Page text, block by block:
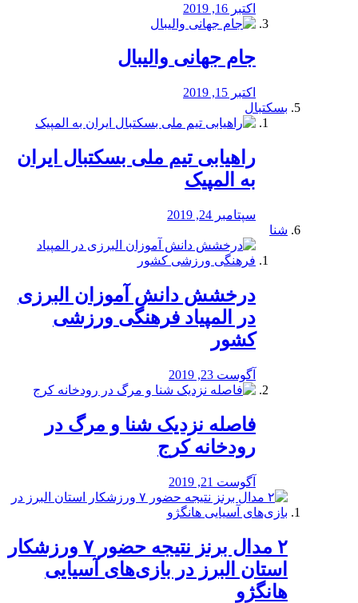
اکتبر 16, 2019
جام جهانی والیبال
اکتبر 15, 2019
بسکتبال
راهیابی تیم ملی بسکتبال ایران
به المپیک
سپتامبر 24, 2019
شنا
درخشش دانش آموزان البرزی
در المپیاد فرهنگی ورزشی
کشور
آگوست 23, 2019
️فاصله نزدیک شنا و مرگ در
رودخانه کرج
آگوست 21, 2019
۲ مدال برنز نتیجه حضور ۷ ورزشکار
استان البرز در بازی‌های آسیایی
هانگژو